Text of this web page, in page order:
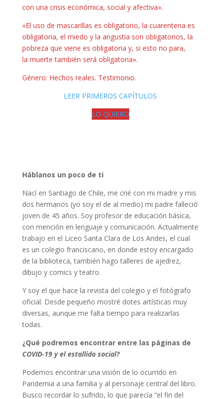
con una crisis económica, social y afectiva».
«El uso de mascarillas es obligatorio, la cuarentena es
obligatoria, el miedo y la angustia son obligatorios, la
pobreza que viene es obligatoria y, si esto no para,
la muerte también será obligatoria».
Género: Hechos reales. Testimonio.
LEER PRIMEROS CAPÍTULOS
LO QUIERO
Háblanos un poco de ti
Nací en Santiago de Chile, me crié con mi madre y mis
dos hermanos (yo soy el de al medio) mi padre falleció
joven de 45 años. Soy profesor de educación básica,
con mención en lenguaje y comunicación. Actualmente
trabajo en el Liceo Santa Clara de Los Andes, el cual
es un colegio franciscano, en donde estoy encargado
de la biblioteca, también hago talleres de ajedrez,
dibujo y comics y teatro.
Y soy el que hace la revista del colegio y el fotógrafo
oficial. Desde pequeño mostré dotes artísticas muy
diversas, aunque me falta tiempo para realizarlas
todas.
¿Qué podremos encontrar entre las páginas de
COVID-19 y el estallido social?
Podemos encontrar una visión de lo ocurrido en
Pandemia a una familia y al personaje central del libro.
Busco recordar lo sufrido, lo que parecía “el fin del